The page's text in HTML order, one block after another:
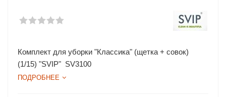
Комплект для уборки "Классика" (щетка + совок)
(1/15) "SVIP" SV3100
ПОДРОБНЕЕ